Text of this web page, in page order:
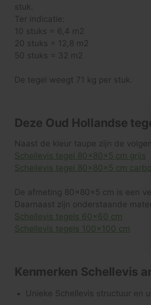
stuk.
Ter indicatie:
10 stuks = 6,4 m2
20 stuks = 12,8 m2
50 stuks = 32 m2
De tegel weegt 71 kg per stuk.
Deze Oud Hollandse
Naast de kleur taupe zijn de
Schellevis tegel 80x80x5 cm grijs
Schellevis tegel 80x80x5 cm
De afmeting 80x80x5 cm is een
Daarnaast zijn onderstaande
Schellevis tegels 60x60 cm
Schellevis tegels 100x100 cm
Kenmerken Schellevis
Unieke Schellevis structuur en